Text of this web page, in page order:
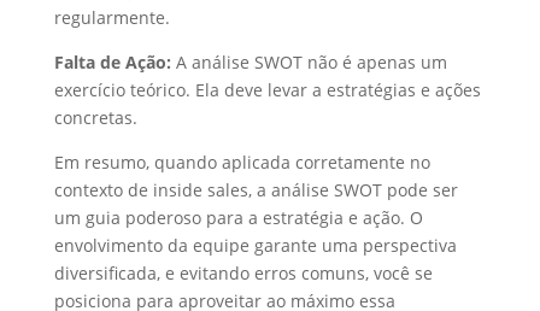
regularmente.
Falta de Ação: A análise SWOT não é apenas um
exercício teórico. Ela deve levar a estratégias e ações
concretas.
Em resumo, quando aplicada corretamente no
contexto de inside sales, a análise SWOT pode ser
um guia poderoso para a estratégia e ação. O
envolvimento da equipe garante uma perspectiva
diversificada, e evitando erros comuns, você se
posiciona para aproveitar ao máximo essa